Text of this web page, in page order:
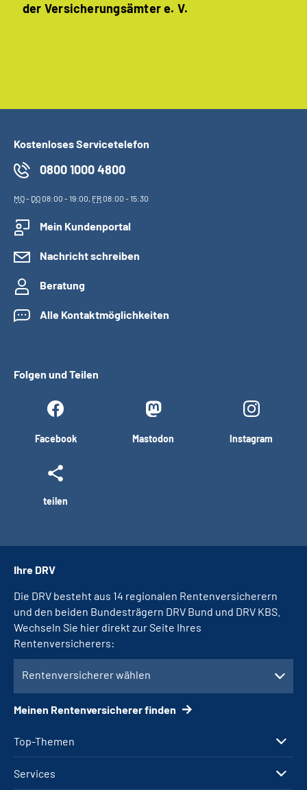
der Ver­sicherungs­ämter e. V.
Kostenloses Servicetelefon
0800 1000 4800
MO- DO08:00 - 19:00, FR08:00 - 15:30
Mein Kundenportal
Nachricht schreiben
Beratung
Alle Kontaktmöglichkeiten
Folgen und Teilen
Facebook Mastodon Instagram
teilen
Top-Themen
Services
Ihre DRV
Die DRV besteht aus 14 regionalen Rentenversicherern
und den beiden Bundesträgern DRV Bund und DRV KBS.
Wechseln Sie hier direkt zur Seite Ihres
Rentenversicherers:
Rentenversicherer wählen
Meinen Rentenversicherer finden